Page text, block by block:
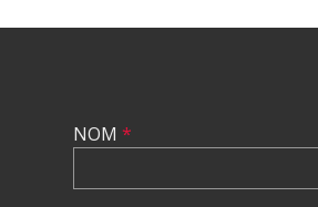
NOM *